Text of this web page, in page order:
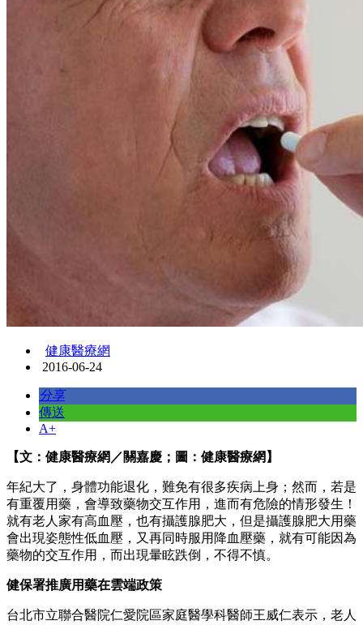
健康醫療網
2016-06-24
分享
傳送
A+
【文：健康醫療網／關嘉慶；圖：健康醫療網】
年紀大了，身體功能退化，難免有很多疾病上身；然而，若是
有重覆用藥，會導致藥物交互作用，進而有危險的情形發生！
就有老人家有高血壓，也有攝護腺肥大，但是攝護腺肥大用藥
會出現姿態性低血壓，又再同時服用降血壓藥，就有可能因為
藥物的交互作用，而出現暈眩跌倒，不得不慎。
健保署推廣用藥在雲端政策
台北市立聯合醫院仁愛院區家庭醫學科醫師王威仁表示，老人